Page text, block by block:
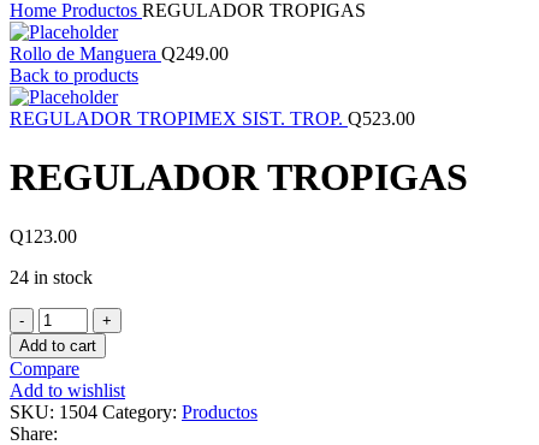
Home Productos REGULADOR TROPIGAS
Rollo de Manguera Q249.00
Back to products
REGULADOR TROPIMEX SIST. TROP. Q523.00
REGULADOR TROPIGAS
Q123.00
24 in stock
REGULADOR
TROPIGAS
quantity
Add to cart
Compare
Add to wishlist
SKU: 1504 Category: Productos
Share: